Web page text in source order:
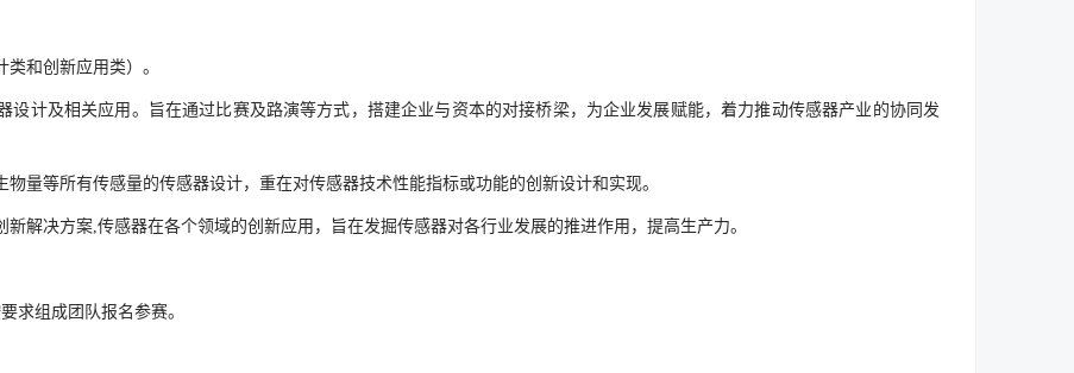
和创新应用类）。
设计及相关应用。旨在通过比赛及路演等方式，搭建企业与资本的对接桥梁，为企业发展赋能，着力推动传感器产业的协同发
量等所有传感量的传感器设计，重在对传感器技术性能指标或功能的创新设计和实现。
解决方案,传感器在各个领域的创新应用，旨在发掘传感器对各行业发展的推进作用，提高生产力。
求组成团队报名参赛。